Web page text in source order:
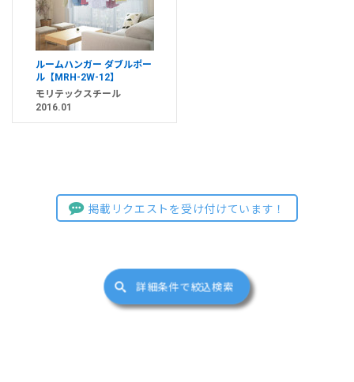
ルームハンガー ダブルポー
ル【MRH-2W-12】
モリテックスチール
2016.01
掲載リクエストを受け付けています！
詳細条件で絞込検索